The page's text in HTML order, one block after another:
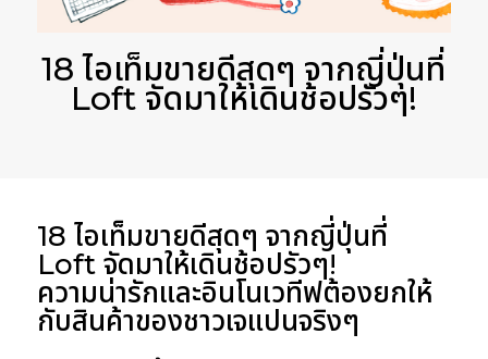
18 ไอเท็มขายดีสุดๆ จากญี่ปุ่นที่
Loft จัดมาให้เดินช้อปรัวๆ!
18 ไอเท็มขายดีสุดๆ จากญี่ปุ่นที่
Loft จัดมาให้เดินช้อปรัวๆ!
ความน่ารักและอินโนเวทีฟต้องยกให้
กับสินค้าของชาวเจแปนจริงๆ